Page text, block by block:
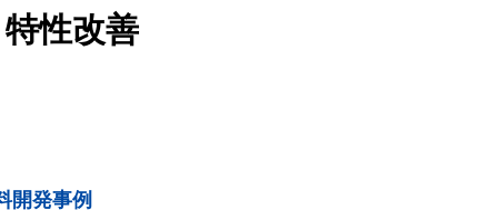
性改善
開発事例